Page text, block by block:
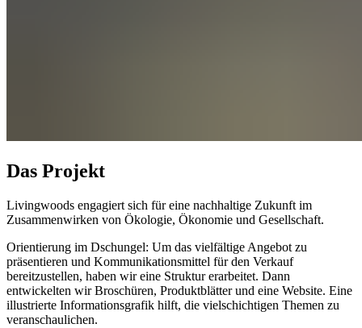
Das Projekt
Livingwoods engagiert sich für eine nachhaltige Zukunft im
Zusammenwirken von Ökologie, Ökonomie und Gesellschaft.
Orientierung im Dschungel: Um das vielfältige Angebot zu
präsentieren und Kommunikationsmittel für den Verkauf
bereitzustellen, haben wir eine Struktur erarbeitet. Dann
entwickelten wir Broschüren, Produktblätter und eine Website. Eine
illustrierte Informationsgrafik hilft, die vielschichtigen Themen zu
veranschaulichen.